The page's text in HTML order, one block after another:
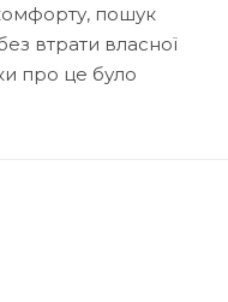
пошук
втрати власної
про це було